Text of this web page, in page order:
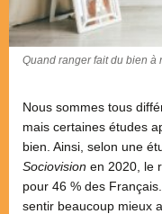
Quand ranger fait du bien à
Nous sommes tous
mais certaines études
bien. Ainsi, selon une
Sociovision en 2020, le
pour 46 % des
sentir beaucoup mieux